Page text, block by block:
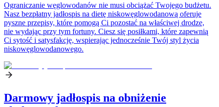
Ograniczanie węglowodanów nie musi obciążać Twojego budżetu.
Nasz bezpłatny jadłospis na dietę niskowęglowodanową oferuje
pyszne przepisy, które pomogą Ci pozostać na właściwej drodze,
nie wydając przy tym fortuny. Ciesz się posiłkami, które zapewnią
Ci sytość i satysfakcję, wspierając jednocześnie Twój styl życia
niskowęglowodanowego.
Darmowy jadłospis na obniżenie